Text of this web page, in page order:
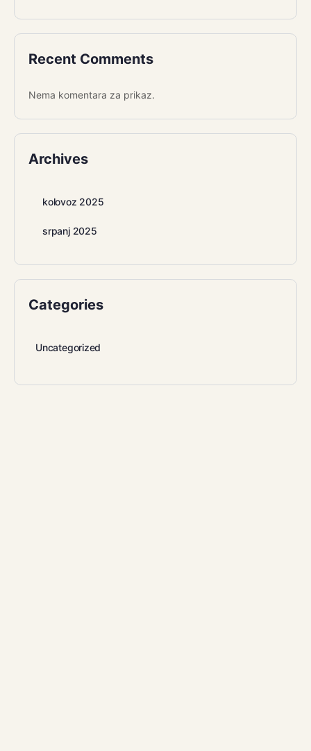
Recent Comments
Nema komentara za prikaz.
Archives
kolovoz 2025
srpanj 2025
Categories
Uncategorized